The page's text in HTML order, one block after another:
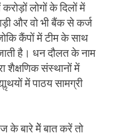
लोगों के दिलों में
और वो भी बैंक से कर्ज
कैंपों में टीम के साथ
है। धन दौलत के नाम
शैक्षणिक संस्थानों में
में पाठय सामग्री
के बारे मेें बात करें तो